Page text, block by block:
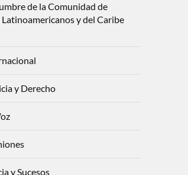
de la Comunidad de
Latinoamericanos y del Caribe
y Derecho
y Sucesos